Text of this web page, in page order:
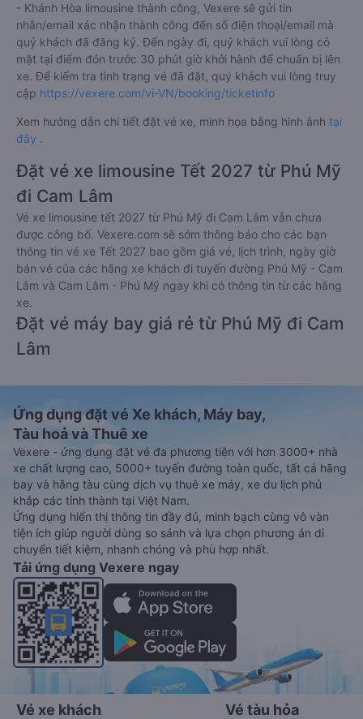
- Khánh Hòa limousine thành công, Vexere sẽ gửi tin
nhắn/email xác nhận thành công đến số điện thoại/email mà
quý khách đã đăng ký. Đến ngày đi, quý khách vui lòng có
mặt tại điểm đón trước 30 phút giờ khởi hành để chuẩn bị lên
xe. Để kiểm tra tình trạng vé đã đặt, quý khách vui lòng truy
cập https://vexere.com/vi-VN/booking/ticketinfo
Xem hướng dẫn chi tiết đặt vé xe, minh họa bằng hình ảnh tại
đây .
Đặt vé xe limousine Tết 2027 từ Phú Mỹ
đi Cam Lâm
Vé xe limousine tết 2027 từ Phú Mỹ đi Cam Lâm vẫn chưa
được công bố. Vexere.com sẽ sớm thông báo cho các bạn
thông tin vé xe Tết 2027 bao gồm giá vé, lịch trình, ngày giờ
bán vé của các hãng xe khách đi tuyến đường Phú Mỹ - Cam
Lâm và Cam Lâm - Phú Mỹ ngay khi có thông tin từ các hãng
xe.
Đặt vé máy bay giá rẻ từ Phú Mỹ đi Cam
Lâm
Ứng dụng đặt vé Xe khách, Máy bay,
Tàu hoả và Thuê xe
Vexere - ứng dụng đặt vé đa phương tiện với hơn 3000+ nhà
xe chất lượng cao, 5000+ tuyến đường toàn quốc, tất cả hãng
bay và hãng tàu cùng dịch vụ thuê xe máy, xe du lịch phủ
khắp các tỉnh thành tại Việt Nam.
Ứng dụng hiển thị thông tin đầy đủ, minh bạch cùng vô vàn
tiện ích giúp người dùng so sánh và lựa chọn phương án di
chuyển tiết kiệm, nhanh chóng và phù hợp nhất.
Tải ứng dụng Vexere ngay
Vé xe khách Vé tàu hỏa